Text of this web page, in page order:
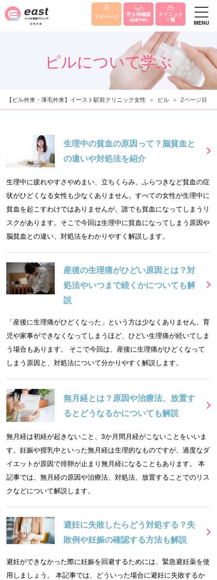
マイページ 空き枠確認
(診察予約)
クリニック
一覧 MENU
ピルについて学ぶ
【ピル外来・薄毛外来】イースト駅前クリニック女性 ピル 2ページ目
生理中の貧血の原因って？脳貧血と
の違いや対処法を紹介
生理中に疲れやすさやめまい、立ちくらみ、ふらつきなど貧血の症
状がひどくなる女性も少なくありません。すべての女性が生理中に
貧血を起こすわけではありませんが、誰でも貧血になってしまうリ
スクがあります。そこで今回は生理中に貧血になってしまう原因や
脳貧血との違い、対処法をわかりやすく解説します。
産後の生理痛がひどい原因とは？対
処法やいつまで続くかについても解
説
「産後に生理痛がひどくなった」という方は少なくありません。育
児や家事ができなくなってしまうほど、ひどい生理痛が続いてしま
う場合もあります。 そこで今回は、産後に生理痛がひどくなって
しまう原因と、対処法について分かりやすく解説します。
無月経とは？原因や治療法、放置す
るとどうなるかについても解説
無月経は初経が起きないこと、3か月間月経がこないことをいいま
す。妊娠や授乳中といった無月経は生理的なものですが、過度なダ
イエットが原因で排卵が止まり無月経になることもあります。 本
記事では、無月経の原因や治療法、対処法、放置することでのリス
クなどについて解説します。
避妊に失敗したらどう対処する？失
敗例や妊娠の確認する方法も解説
避妊ができなかった際に妊娠を回避するためには、緊急避妊薬を使
用しましょう。 本記事では、どういった場合に避妊に失敗するか